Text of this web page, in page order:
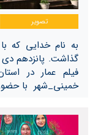
تصویر
به نام خدایی که
فیلم عمار در
خمینی_شهر با